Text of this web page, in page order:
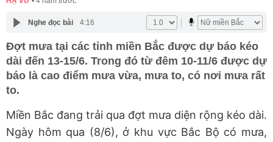
Nghe đọc bài 4:16
Đợt mưa tại các tỉnh miền Bắc được dự báo kéo
dài đến 13-15/6. Trong đó từ đêm 10-11/6 được dự
báo là cao điểm mưa vừa, mưa to, có nơi mưa rất
to.
Miền Bắc đang trải qua đợt mưa diện rộng kéo dài.
Ngày hôm qua (8/6), ở khu vực Bắc Bộ có mưa,